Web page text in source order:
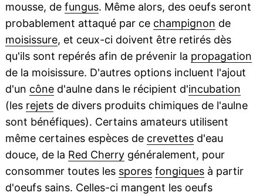
mousse, de fungus. Même alors, des oeufs seront
probablement attaqué par ce champignon de
moisissure, et ceux-ci doivent être retirés dès
qu'ils sont repérés afin de prévenir la propagation
de la moisissure. D'autres options incluent l'ajout
d'un côned'aulne dans le récipient d'incubation
(les rejetsde divers produits chimiques de l'aulne
sont bénéfiques). Certains amateurs utilisent
même certaines espèces de crevettesd'eau
douce, de la Red Cherrygénéralement, pour
consommer toutes les spores fongiquesà partir
d'oeufs sains. Celles-ci mangent les oeufs